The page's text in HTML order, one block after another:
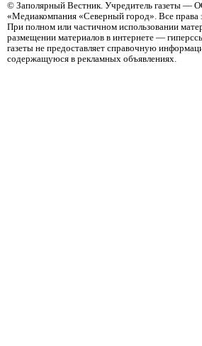
© Заполярный Вестник. Учредитель газеты —
«Медиакомпания «Северный город». Все
При полном или частичном использовании
размещении материалов в интернете —
газеты не предоставляет справочную
содержащуюся в рекламных объявлениях.